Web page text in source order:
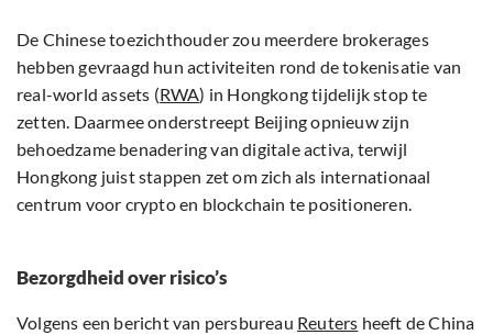
De Chinese toezichthouder zou meerdere brokerages
hebben gevraagd hun activiteiten rond de tokenisatie van
real-world assets (RWA) in Hongkong tijdelijk stop te
zetten. Daarmee onderstreept Beijing opnieuw zijn
behoedzame benadering van digitale activa, terwijl
Hongkong juist stappen zet om zich als internationaal
centrum voor crypto en blockchain te positioneren.
Bezorgdheid over risico’s
Volgens een bericht van persbureau Reuters heeft de China